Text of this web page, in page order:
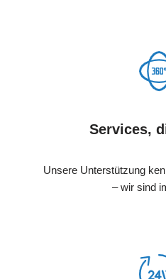
Services,
Unsere Unterstützung
– wir sind